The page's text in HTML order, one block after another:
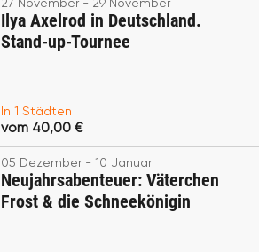
27 November - 29 November
Ilya Axelrod in Deutschland.
Stand-up-Tournee
In 1 Städten
vom 40,00 €
05 Dezember - 10 Januar
Neujahrsabenteuer: Väterchen
Frost & die Schneekönigin